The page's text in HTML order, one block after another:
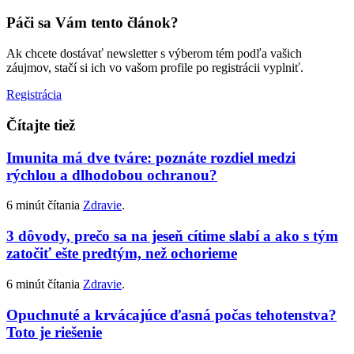
Páči sa Vám tento článok?
Ak chcete dostávať newsletter s výberom tém podľa vašich
záujmov, stačí si ich vo vašom profile po registrácii vyplniť.
Registrácia
Čítajte tiež
Imunita má dve tváre: poznáte rozdiel medzi
rýchlou a dlhodobou ochranou?
6 minút čítania Zdravie.
3 dôvody, prečo sa na jeseň cítime slabí a ako s tým
zatočiť ešte predtým, než ochorieme
6 minút čítania Zdravie.
Opuchnuté a krvácajúce ďasná počas tehotenstva?
Toto je riešenie